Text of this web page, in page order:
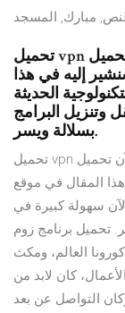
تحميل vpn للكمبيوتر. يمكنك الآن تحميل vpn للكمبيوتر
إليه في هذا
الحديثة
وتنزيل البرامج
بسلالة ويسر.
تحميل vpn للكمبيوتر. يمكنك الآن تحميل vpn للكمبيوتر بشكل سلس
المقال في موقع
سهولة كبيرة في
تحميل برنامج زوم
العالم، ومكث
كان لابد من
التواصل عن بعد